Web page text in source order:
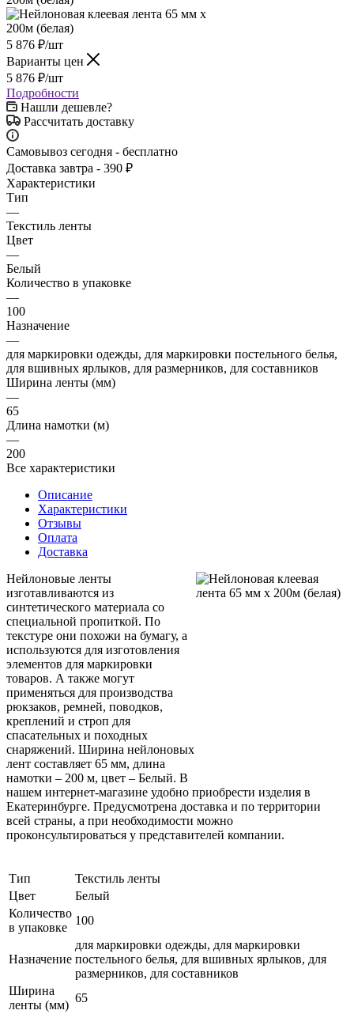
5 876 ₽/шт
Варианты цен
5 876 ₽/шт
Подробности
Нашли дешевле?
Рассчитать доставку
Самовывоз сегодня - бесплатно
Доставка завтра - 390 ₽
Характеристики
Тип
—
Текстиль ленты
Цвет
—
Белый
Количество в упаковке
—
100
Назначение
—
для маркировки одежды, для маркировки постельного белья,
для вшивных ярлыков, для размерников, для составников
Ширина ленты (мм)
—
65
Длина намотки (м)
—
200
Все характеристики
Описание
Характеристики
Отзывы
Оплата
Доставка
Нейлоновые ленты
изготавливаются из
синтетического материала со
специальной пропиткой. По
текстуре они похожи на бумагу, а
используются для изготовления
элементов для маркировки
товаров. А также могут
применяться для производства
рюкзаков, ремней, поводков,
креплений и строп для
спасательных и походных
снаряжений. Ширина нейлоновых
лент составляет 65 мм, длина
намотки – 200 м, цвет – Белый. В
нашем интернет-магазине удобно приобрести изделия в
Екатеринбурге. Предусмотрена доставка и по территории
всей страны, а при необходимости можно
проконсультироваться у представителей компании.
Тип
Текстиль ленты
Цвет
Белый
Количество
в упаковке
100
Назначение
для маркировки одежды, для маркировки
постельного белья, для вшивных ярлыков, для
размерников, для составников
Ширина
ленты (мм)
65